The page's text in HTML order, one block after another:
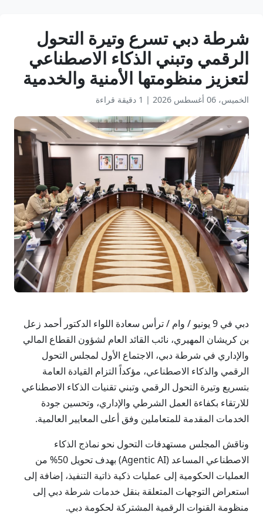
شرطة دبي تسرع وتيرة التحول
الرقمي وتبني الذكاء الاصطناعي
لتعزيز منظومتها الأمنية والخدمية
الخميس، 06 أغسطس 2026 | 1 دقيقة قراءة
دبي في 9 يونيو / وام / ترأس سعادة اللواء الدكتور أحمد زعل
بن كريشان المهيري، نائب القائد العام لشؤون القطاع المالي
والإداري في شرطة دبي، الاجتماع الأول لمجلس التحول
الرقمي والذكاء الاصطناعي، مؤكداً التزام القيادة العامة
بتسريع وتيرة التحول الرقمي وتبني تقنيات الذكاء الاصطناعي
للارتقاء بكفاءة العمل الشرطي والإداري، وتحسين جودة
الخدمات المقدمة للمتعاملين وفق أعلى المعايير العالمية.
وناقش المجلس مستهدفات التحول نحو نماذج الذكاء
الاصطناعي المساعد (Agentic AI) بهدف تحويل 50% من
العمليات الحكومية إلى عمليات ذكية ذاتية التنفيذ، إضافة إلى
استعراض التوجهات المتعلقة بنقل خدمات شرطة دبي إلى
منظومة القنوات الرقمية المشتركة لحكومة دبي.